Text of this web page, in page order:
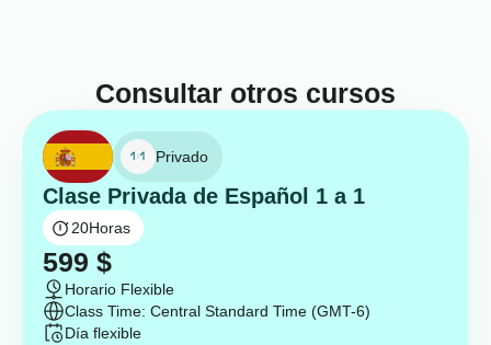
Consultar otros cursos
Privado
Clase Privada de Español 1 a 1
20Horas
599 $
Horario Flexible
Class Time: Central Standard Time (GMT-6)
Día flexible